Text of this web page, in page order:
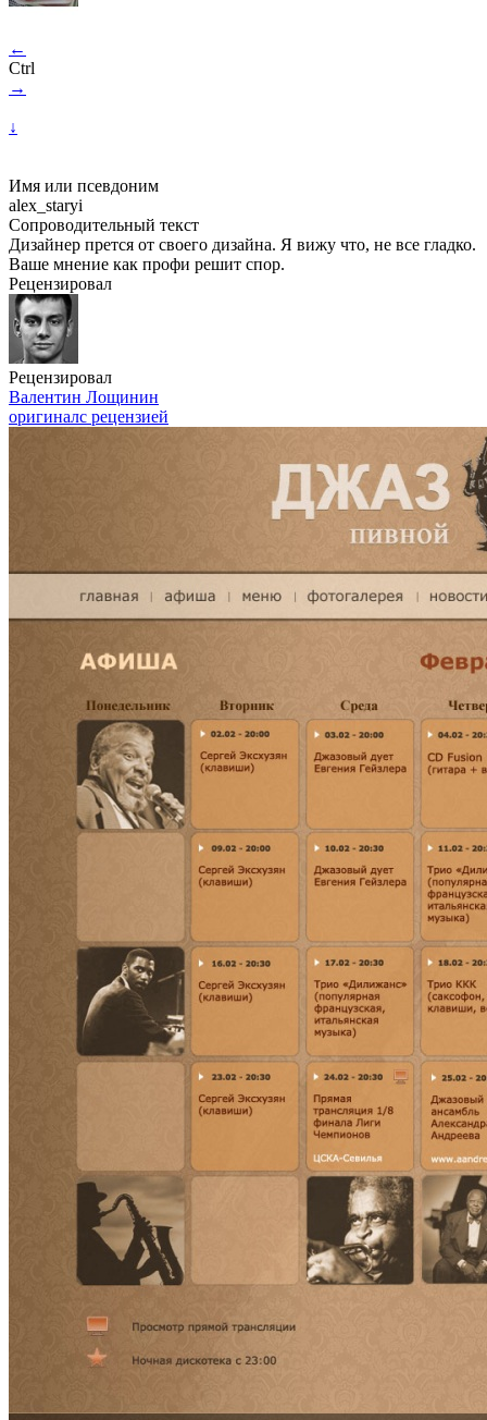
←
Ctrl
→
↓
Имя или псевдоним
alex_staryi
Сопроводительный текст
Дизайнер прется от своего дизайна. Я вижу что, не все гладко.
Ваше мнение как профи решит спор.
Рецензировал
Рецензировал
Валентин Лощинин
оригиналс рецензией